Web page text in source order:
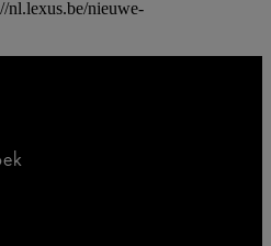
nl.lexus.be/nieuwe-